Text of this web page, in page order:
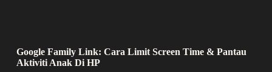
Google Family Link: Cara Limit Screen Time & Pantau
Aktiviti Anak Di HP